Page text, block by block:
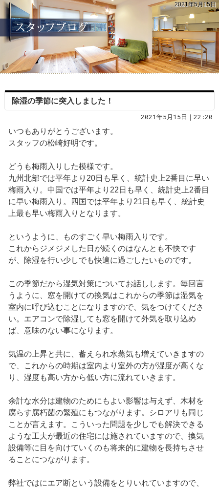
2021年5月15日
除湿の季節に突入しました！
2021年5月15日｜22:20
いつもありがとうございます。
スタッフの松崎好明です。
どうも梅雨入りした模様です。
九州北部では平年より20日も早く、統計史上2番目に早い
梅雨入り。中国では平年より22日も早く、統計史上2番目
に早い梅雨入り。四国では平年より21日も早く、統計史
上最も早い梅雨入りとなります。
というように、ものすごく早い梅雨入りです。
これからジメジメした日が続くのはなんとも不快です
が、除湿を行い少しでも快適に過ごしたいものです。
この季節だから湿気対策についてお話しします。毎回言
うように、窓を開けての換気はこれからの季節は湿気を
室内に呼び込むことになりますので、気をつけてくださ
い。エアコンで除湿しても窓を開けて外気を取り込め
ば、意味のない事になります。
気温の上昇と共に、蓄えられ水蒸気も増えていきますの
で、これからの時期は室内より室外の方が湿度が高くな
り、湿度も高い方から低い方に流れていきます。
余計な水分は建物のためにもよい影響は与えず、木材を
腐らす腐朽菌の繁殖にもつながります。シロアリも同じ
ことが言えます。こういった問題を少しでも解決できる
ような工夫が最近の住宅には施されていますので、換気
設備等に目を向けていくのも将来的に建物を長持ちさせ
ることにつながります。
弊社ではにエア断という設備をとりいれていますので、